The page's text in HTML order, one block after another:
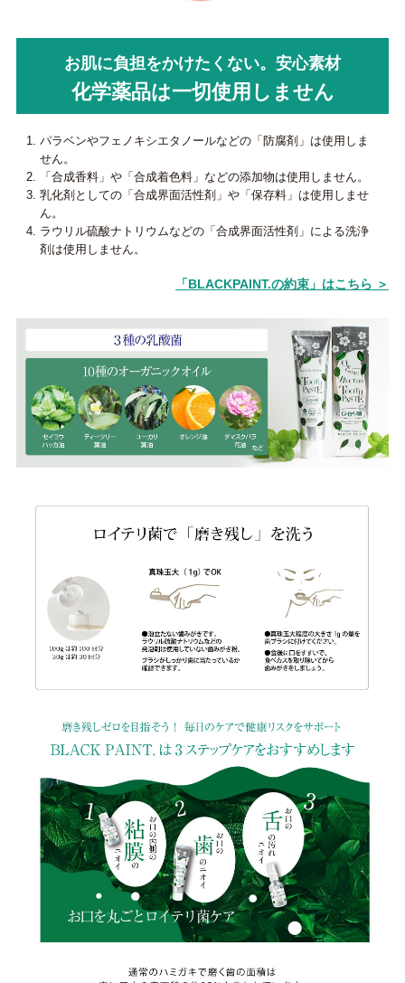
お肌に負担をかけたくない。安心素材
化学薬品は一切使用しません
パラベンやフェノキシエタノールなどの「防腐剤」は使用しま
せん。
「合成香料」や「合成着色料」などの添加物は使用しません。
乳化剤としての「合成界面活性剤」や「保存料」は使用しませ
ん。
ラウリル硫酸ナトリウムなどの「合成界面活性剤」による洗浄
剤は使用しません。
「BLACKPAINT.の約束」はこちら ＞